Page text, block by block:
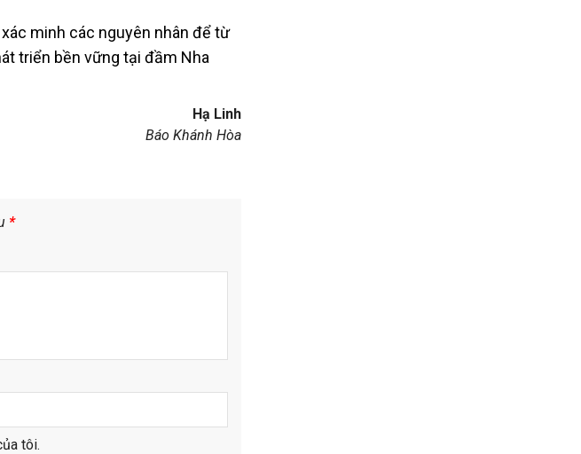
minh các nguyên nhân để từ
triển bền vững tại đầm Nha
Hạ Linh
Báo Khánh Hòa
*
tôi.